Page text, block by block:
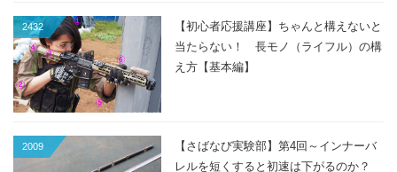
2432
【初心者応援講座】ちゃんと構えないと
当たらない！ 長モノ（ライフル）の構
え方【基本編】
2009
【さばなび実験部】第4回～インナーバ
レルを短くすると初速は下がるのか？